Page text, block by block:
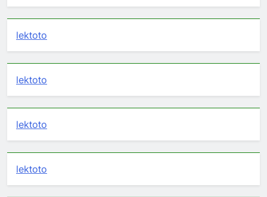
lektoto
lektoto
lektoto
lektoto